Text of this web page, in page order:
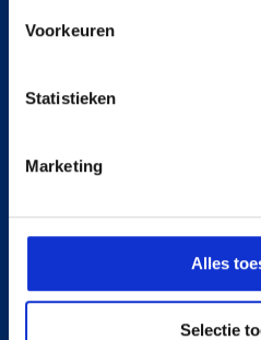
Voorkeuren
Statistieken
Marketing
Alles
Selectie
+31 165